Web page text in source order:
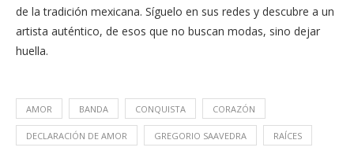
de la tradición mexicana. Síguelo en sus redes y descubre a un
artista auténtico, de esos que no buscan modas, sino dejar
huella.
AMOR BANDA CONQUISTA CORAZÓN
DECLARACIÓN DE AMOR GREGORIO SAAVEDRA RAÍCES